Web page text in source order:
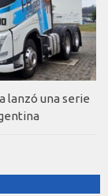
lanzó una serie